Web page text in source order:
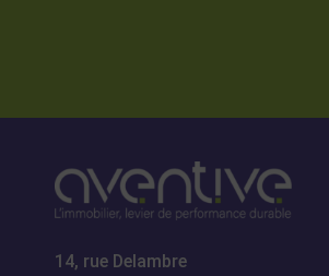
14, rue Delambre